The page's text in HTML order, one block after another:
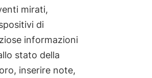
mirati,
di
informazioni
stato della
inserire note,